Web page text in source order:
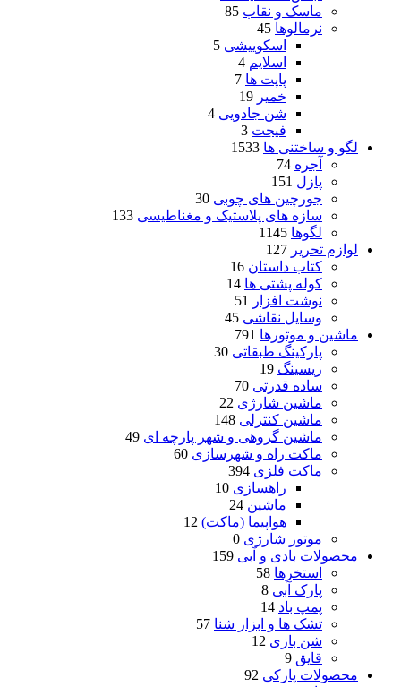
ماسک و نقاب 85
نرمالوها 45
اسکوییشی 5
اسلایم 4
پاپت ها 7
خمیر 19
شن جادویی 4
فیجت 3
لگو و ساختنی ها 1533
آجره 74
پازل 151
جورچین های چوبی 30
سازه های پلاستیک و مغناطیسی 133
لگوها 1145
لوازم تحریر 127
کتاب داستان 16
کوله پشتی ها 14
نوشت افزار
51
وسایل نقاشی 45
ماشین و موتورها 791
پارکینگ طبقاتی 30
ریسینگ 19
ساده قدرتی 70
ماشین شارژی 22
ماشین کنترلی 148
ماشین گروهی و شهر پارچه ای 49
ماکت راه و شهرسازی 60
ماکت فلزی 394
راهسازی 10
ماشین 24
هواپیما (ماکت) 12
موتور شارژی 0
محصولات بادی و آبی 159
استخرها 58
پارک آبی 8
پمپ باد 14
تشک ها و ابزار شنا 57
شن بازی 12
قایق 9
محصولات پارکی 92